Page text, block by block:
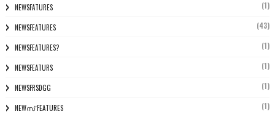
NEWSFATURES (1)
NEWSFEATURES (43)
NEWSFEATURES? (1)
NEWSFEATURS (1)
NEWSFRSDGG (1)
NEWസ് FEATURES (1)